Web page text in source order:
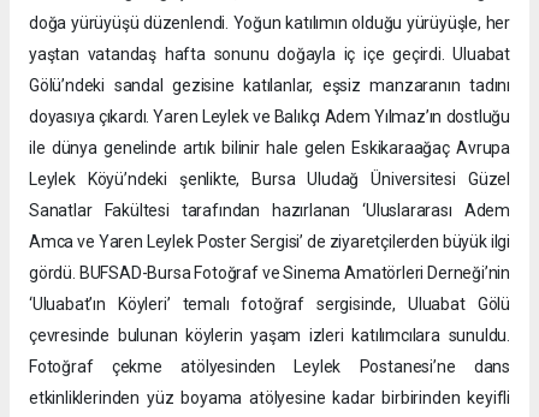
doğa yürüyüşü düzenlendi. Yoğun katılımın olduğu yürüyüşle, her
yaştan vatandaş hafta sonunu doğayla iç içe geçirdi. Uluabat
Gölü’ndeki sandal gezisine katılanlar, eşsiz manzaranın tadını
doyasıya çıkardı. Yaren Leylek ve Balıkçı Adem Yılmaz’ın dostluğu
ile dünya genelinde artık bilinir hale gelen Eskikaraağaç Avrupa
Leylek Köyü’ndeki şenlikte, Bursa Uludağ Üniversitesi Güzel
Sanatlar Fakültesi tarafından hazırlanan ‘Uluslararası Adem
Amca ve Yaren Leylek Poster Sergisi’ de ziyaretçilerden büyük ilgi
gördü. BUFSAD-Bursa Fotoğraf ve Sinema Amatörleri Derneği’nin
‘Uluabat’ın Köyleri’ temalı fotoğraf sergisinde, Uluabat Gölü
çevresinde bulunan köylerin yaşam izleri katılımcılara sunuldu.
Fotoğraf çekme atölyesinden Leylek Postanesi’ne dans
etkinliklerinden yüz boyama atölyesine kadar birbirinden keyifli